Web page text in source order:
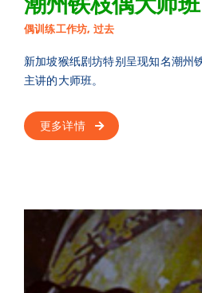
偶训练工作坊, 过去
新加坡猴纸剧坊特别呈现知名潮州
主讲的大师班。